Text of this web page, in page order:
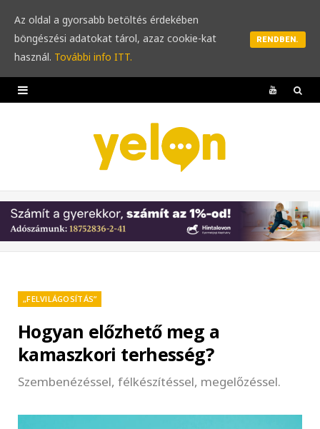
Y
u
b
e
„FELVILÁGOSÍTÁS”
Hogyan előzhető meg a
kamaszkori terhesség?
Szembenézéssel, félkészítéssel, megelőzéssel.
Az oldal a gyorsabb betöltés érdekében
böngészési adatokat tárol, azaz cookie-kat
használ. További info ITT.
RENDBEN.